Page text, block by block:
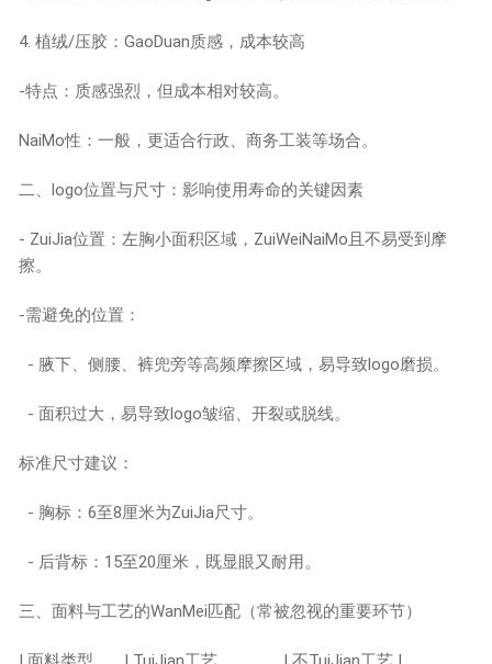
4. 植绒/压胶：GaoDuan质感，成本较高
-特点：质感强烈，但成本相对较高。
NaiMo性：一般，更适合行政、商务工装等场合。
二、logo位置与尺寸：影响使用寿命的关键因素
- ZuiJia位置：左胸小面积区域，ZuiWeiNaiMo且不易受到摩
擦。
-需避免的位置：
- 腋下、侧腰、裤兜旁等高频摩擦区域，易导致logo磨损。
- 面积过大，易导致logo皱缩、开裂或脱线。
标准尺寸建议：
- 胸标：6至8厘米为ZuiJia尺寸。
- 后背标：15至20厘米，既显眼又耐用。
三、面料与工艺的WanMei匹配（常被忽视的重要环节）